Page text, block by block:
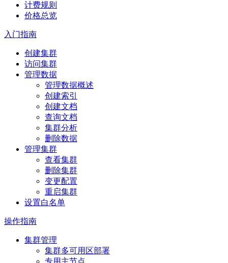
计费规则
价格总览
入门指南
创建集群
访问集群
管理数据
管理数据概述
创建索引
创建文档
查询文档
集群分析
删除数据
管理集群
查看集群
删除集群
变更配置
重启集群
设置白名单
操作指南
集群管理
集群多可用区部署